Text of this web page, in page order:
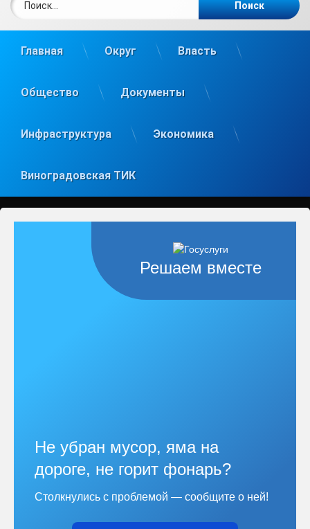
Главная Округ Власть
Общество Документы
Инфраструктура Экономика
Виноградовская ТИК
Решаем вместе
Не убран мусор, яма на
дороге, не горит фонарь?
Столкнулись с проблемой — сообщите о ней!